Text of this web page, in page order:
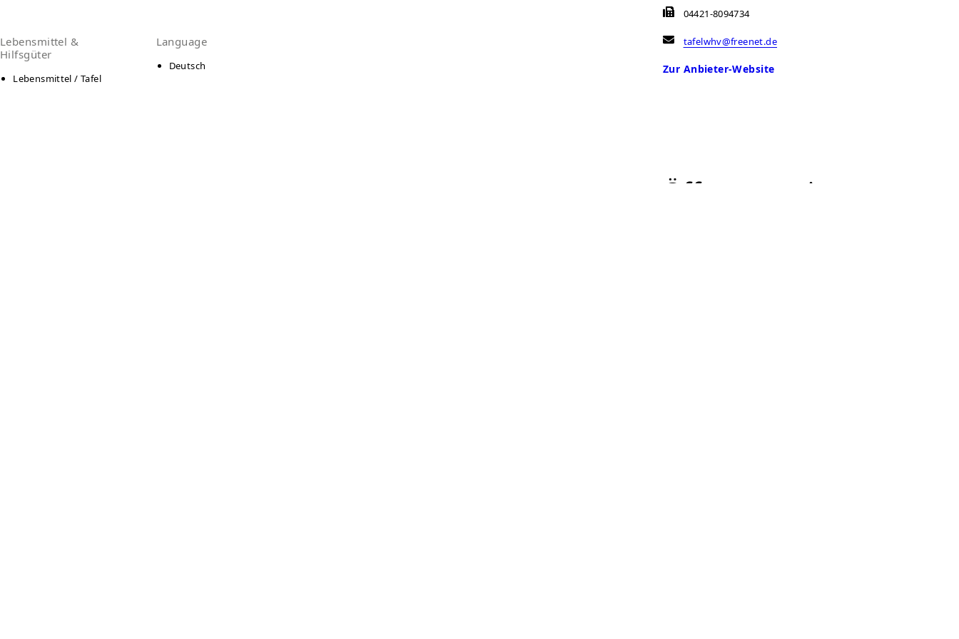
Lebensmittel &
Hilfsgüter
Lebensmittel / Tafel
Language
Deutsch
04421-8094734
tafelwhv@freenet.de
Zur Anbieter-Website
Öffnungszeiten